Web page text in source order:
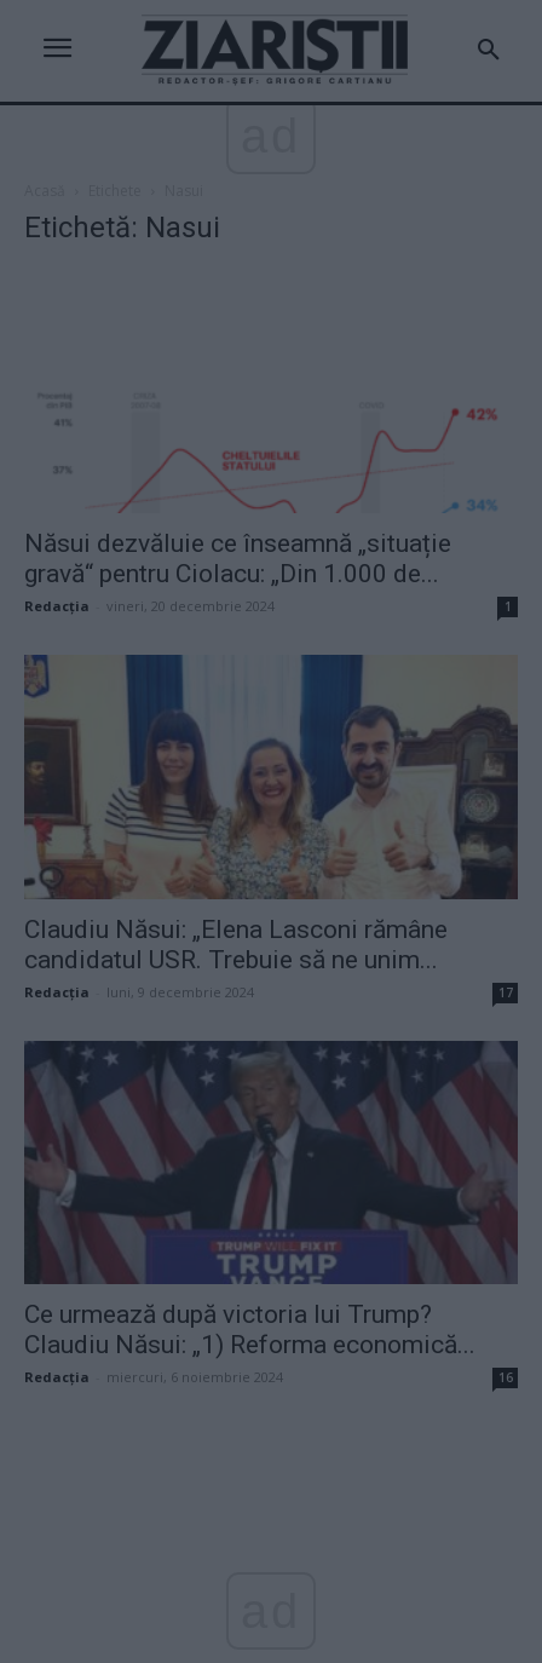
Etichetă: Nasui
Năsui dezvăluie ce înseamnă „situație
gravă“ pentru Ciolacu: „Din 1.000 de...
Redacţia vineri, 20 decembrie 2024 1
Claudiu Năsui: „Elena Lasconi rămâne
candidatul USR. Trebuie să ne unim...
Redacţia luni, 9 decembrie 2024 17
Ce urmează după victoria lui Trump?
Claudiu Năsui: „1) Reforma economică...
Redacţia miercuri, 6 noiembrie 2024 16